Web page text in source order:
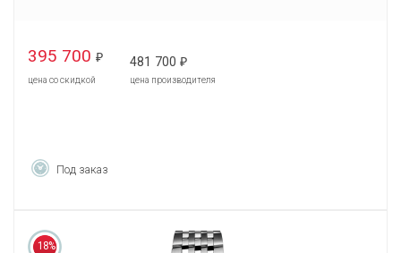
395 700 ₽
цена со скидкой
481 700 ₽
цена производителя
Под заказ
18%